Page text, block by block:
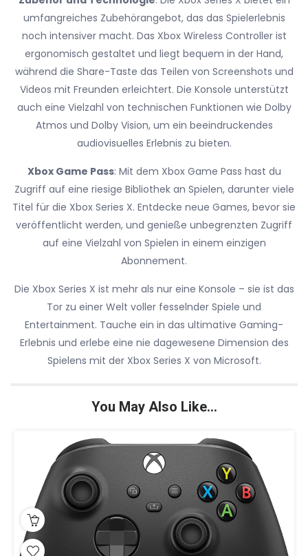
umfangreiches Zubehörangebot, das das Spielerlebnis
noch intensiver macht. Das Xbox Wireless Controller ist
ergonomisch gestaltet und liegt bequem in der Hand,
während die Share-Taste das Teilen von Screenshots und
Videos mit Freunden erleichtert. Die Konsole unterstützt
auch eine Vielzahl von technischen Funktionen wie Dolby
Atmos und Dolby Vision, um ein beeindruckendes
audiovisuelles Erlebnis zu bieten.
Xbox Game Pass: Mit dem Xbox Game Pass hast du
Zugriff auf eine riesige Bibliothek an Spielen, darunter viele
Titel für die Xbox Series X. Entdecke neue Games, bevor sie
veröffentlicht werden, und genieße unbegrenzten Zugriff
auf eine Vielzahl von Spielen in einem einzigen
Abonnement.
Die Xbox Series X ist mehr als nur eine Konsole – sie ist das
Tor zu einer Welt voller fesselnder Spiele und
Entertainment. Tauche ein in das ultimative Gaming-
Erlebnis und erlebe eine nie dagewesene Dimension des
Spielens mit der Xbox Series X von Microsoft.
You May Also Like…